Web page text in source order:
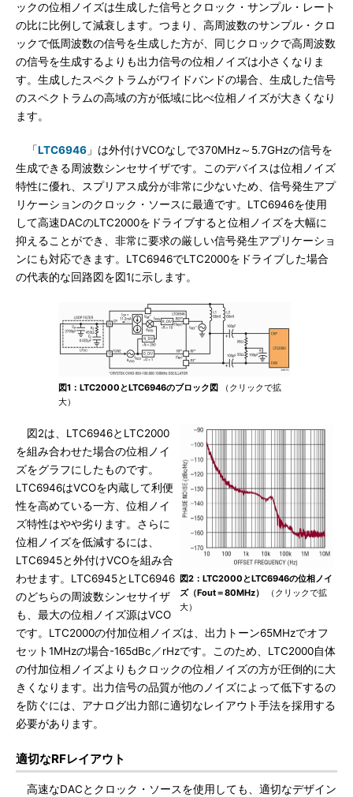
ックの位相ノイズは生成した信号とクロック・サンプル・レート
の比に比例して減衰します。つまり、高周波数のサンプル・クロ
ックで低周波数の信号を生成した方が、同じクロックで高周波数
の信号を生成するよりも出力信号の位相ノイズは小さくなりま
す。生成したスペクトラムがワイドバンドの場合、生成した信号
のスペクトラムの高域の方が低域に比べ位相ノイズが大きくなり
ます。
「LTC6946 」は外付けVCOなしで370MHz～5.7GHzの信号を
生成できる周波数シンセサイザです。このデバイスは位相ノイズ
特性に優れ、スプリアス成分が非常に少ないため、信号発生アプ
リケーションのクロック・ソースに最適です。LTC6946を使用
して高速DACのLTC2000をドライブすると位相ノイズを大幅に
抑えることができ、非常に要求の厳しい信号発生アプリケーショ
ンにも対応できます。LTC6946でLTC2000をドライブした場合
の代表的な回路図を図1に示します。
図1：LTC2000とLTC6946のブロック図 （クリックで拡
大）
図2：LTC2000とLTC6946の位相ノイ
ズ（Fout＝80MHz）
（クリックで拡
大）
図2は、LTC6946とLTC2000
を組み合わせた場合の位相ノイ
ズをグラフにしたものです。
LTC6946はVCOを内蔵して利便
性を高めている一方、位相ノイ
ズ特性はやや劣ります。さらに
位相ノイズを低減するには、
LTC6945と外付けVCOを組み合
わせます。LTC6945とLTC6946
のどちらの周波数シンセサイザ
も、最大の位相ノイズ源はVCO
です。LTC2000の付加位相ノイズは、出力トーン65MHzでオフ
セット1MHzの場合-165dBc／rHzです。このため、LTC2000自体
の付加位相ノイズよりもクロックの位相ノイズの方が圧倒的に大
きくなります。出力信号の品質が他のノイズによって低下するの
を防ぐには、アナログ出力部に適切なレイアウト手法を採用する
必要があります。
適切なRFレイアウト
高速なDACとクロック・ソースを使用しても、適切なデザイン